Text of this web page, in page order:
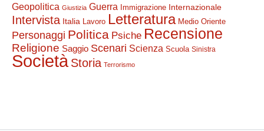
Geopolitica Giustizia Guerra Immigrazione Internazionale
Intervista Italia Lavoro Letteratura Medio Oriente
Personaggi Politica Psiche Recensione
Religione Saggio Scenari Scienza Scuola Sinistra
Società Storia Terrorismo